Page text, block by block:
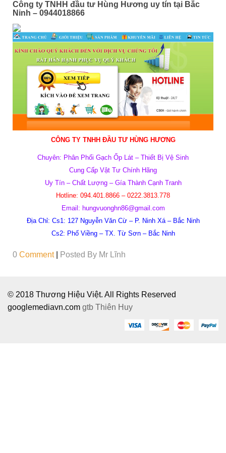
Công ty TNHH đầu tư Hùng Hương uy tín tại Bắc
Ninh – 0944018866
CÔNG TY TNHH ĐẦU TƯ HÙNG HƯƠNG
Chuyên: Phân Phối Gạch Ốp Lát – Thiết Bị Vệ Sinh
Cung Cấp Vật Tư Chính Hãng
Uy Tín – Chất Lượng – Gía Thành Cạnh Tranh
Hotline: 094.401.8866 – 0222.3813.778
Email: hungvuonghn86@gmail.com
Địa Chỉ: Cs1: 127 Nguyễn Văn Cừ – P. Ninh Xá – Bắc Ninh
Cs2: Phố Viềng – TX. Từ Sơn – Bắc Ninh
0 Comment Posted By Mr Lĩnh
© 2018 Thương Hiệu Việt. All Rights Reserved
googlemediavn.com gtb Thiên Huy